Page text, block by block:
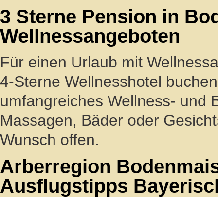
3 Sterne Pension in
Wellnessangeboten
Für einen Urlaub mit
4-Sterne Wellnesshotel
umfangreiches Wellness- und
Massagen, Bäder oder
Wunsch offen.
Arberregion
Ausflugstipps